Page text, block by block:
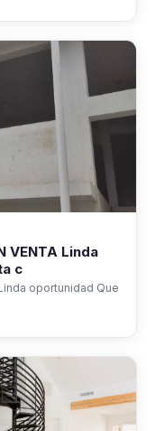
VENTA Linda
c
oportunidad Que